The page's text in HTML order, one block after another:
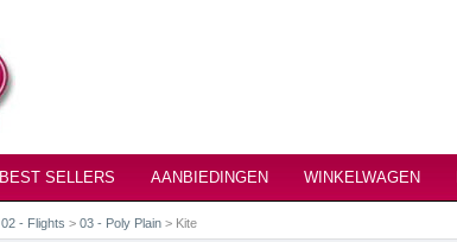
BEST SELLERS AANBIEDINGEN WINKELWAGEN
02 - Flights > 03 - Poly Plain> Kite